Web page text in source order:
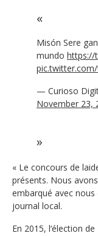
Misón Sere
mundo https://
— Curioso
November 23,
« Le concours de
présents. Nous
embarqué avec
journal local.
En 2015, l‘élection